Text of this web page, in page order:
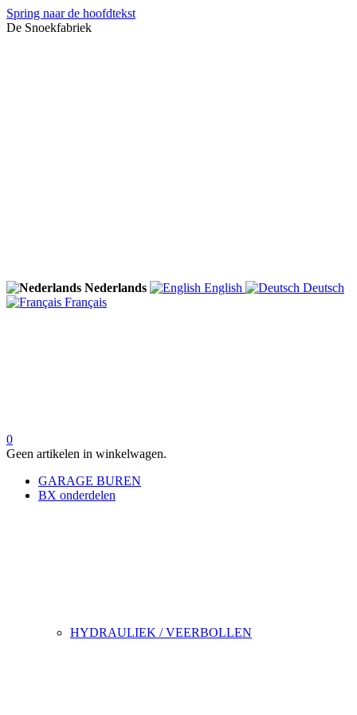
Spring naar de hoofdtekst
De Snoekfabriek
Nederlands English
Deutsch
Français
0
Geen artikelen in winkelwagen.
GARAGE BUREN
BX onderdelen
HYDRAULIEK / VEERBOLLEN